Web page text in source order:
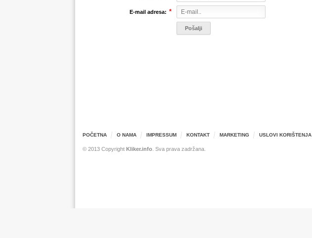
E-mail adresa: *
POČETNA O NAMA IMPRESSUM KONTAKT MARKETING USLOVI KORIŠTENJA
© 2013 Copyright Kliker.info. Sva prava zadržana.